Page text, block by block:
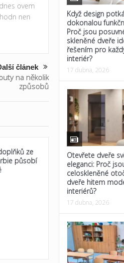
ovem
nen
článek
na několik
způsobů
ze
působí
Když design
dokonalou
Proč jsou
skleněné dveře
řešením pro
interiér?
17 dubna, 2026
Otevřete dveře
eleganci: Proč
celoskleněné
dveře hitem
interiérů?
17 dubna, 2026